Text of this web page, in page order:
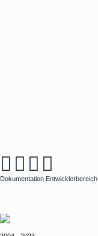
Dokumentation Entwicklerbereich